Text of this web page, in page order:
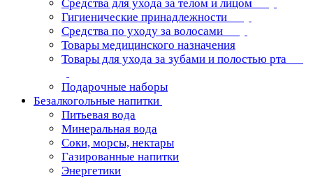
Средства для ухода за телом и лицом
Гигиенические принадлежности
Средства по уходу за волосами
Товары медицинского назначения
Товары для ухода за зубами и полостью рта
Подарочные наборы
Безалкогольные напитки
Питьевая вода
Минеральная вода
Соки, морсы, нектары
Газированные напитки
Энергетики